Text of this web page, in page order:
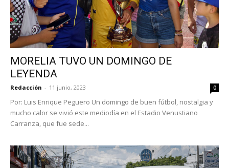
MORELIA TUVO UN DOMINGO DE
LEYENDA
Redacción - 11 junio, 2023 0
Por: Luis Enrique Peguero Un domingo de buen fútbol, nostalgia y
mucho calor se vivió este mediodía en el Estadio Venustiano
Carranza, que fue sede...